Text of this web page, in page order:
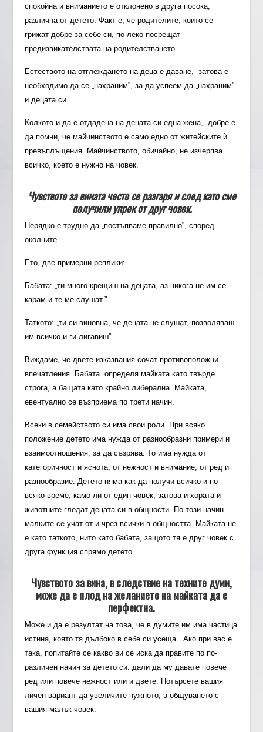
спокойна и вниманието е отклонено в друга посока,
различна от детето. Факт е, че родителите, които се
грижат добре за себе си, по-леко посрещат
предизвикателствата на родителстването.
Естеството на отглеждането на деца е даване, затова е
необходимо да се „нахраним”, за да успеем да „нахраним”
и децата си.
Колкото и да е отдадена на децата си една жена, добре е
да помни, че майчинството е само едно от житейските ѝ
превъплъщения. Майчинството, обичайно, не изчерпва
всичко, което е нужно на човек.
Чувството за вината често се разгаря и след като сме
получили упрек от друг човек.
Нерядко е трудно да „постъпваме правилно”, според
околните.
Ето, две примерни реплики:
Бабата: „ти много крещиш на децата, аз никога не им се
карам и те ме слушат.”
Таткото: „ти си виновна, че децата не слушат, позволяваш
им всичко и ги лигавиш”.
Виждаме, че двете изказвания сочат противоположни
впечатления. Бабата определя майката като твърде
строга, а бащата като крайно либерална. Майката,
евентуално се възприема по трети начин.
Всеки в семейството си има свои роли. При всяко
положение детето има нужда от разнообразни примери и
взаимоотношения, за да съзрява. То има нужда от
категоричност и яснота, от нежност и внимание, от ред и
разнообразие. Детето няма как да получи всичко и по
всяко време, камо ли от един човек, затова и хората и
животните гледат децата си в общности. По този начин
малките се учат от и чрез всички в общността. Майката не
е като таткото, нито като бабата, защото тя е друг човек с
друга функция спрямо детето.
Чувството за вина, в следствие на техните думи,
може да е плод на желанието на майката да е
перфектна.
Може и да е резултат на това, че в думите им има частица
истина, която тя дълбоко в себе си усеща. Ако при вас е
така, попитайте се какво ви се иска да правите по по-
различен начин за детето си: дали да му давате повече
ред или повече нежност или и двете. Потърсете вашия
личен вариант да увеличите нужното, в общуването с
вашия малък човек.